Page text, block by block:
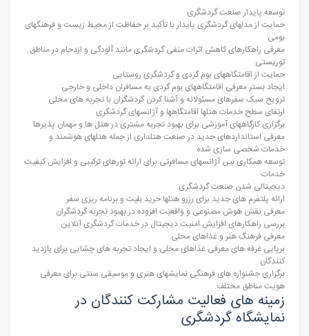
توسعه پایدار صنعت گردشگری
حمایت از مدلهای گردشگری پایدار با تأکید بر حفاظت از محیط زیست و فرهنگهای
بومی
معرفی راهکارهای کاهش اثرات منفی گردشگری مانند آلودگی و ازدحام در مناطق
توریستی
حمایت از اقامتگاههای بوم گردی و گردشگری روستایی
ایجاد بستر معرفی اقامتگاههای بوم گردی به مسافران داخلی و خارجی
ترویج سبک سفرهای مسئولانه و آشنا کردن گردشگران با تجربه های محلی
ارتقای سطح خدمات هتلها اقامتگاهها و آژانسهای گردشگری
برگزاری کارگاههای آموزشی برای بهبود تجربه مشتری در هتل ها و مهمان پذیرها
معرفی استانداردهای جدید در صنعت هتلداری از جمله هتلهای هوشمند و
خدمات شخصی سازی شده
توسعه همکاری بین آژانسهای مسافرتی برای ارائه تورهای ترکیبی و افزایش کیفیت
خدمات
دیجیتالی شدن صنعت گردشگری
ارائه پلتفرم های جدید برای رزرو هتلها خرید بلیت و برنامه ریزی سفر
معرفی نقش هوش مصنوعی و واقعیت افزوده در بهبود تجربه گردشگران
بررسی راهکارهای افزایش امنیت دیجیتال در خدمات گردشگری آنلاین
معرفی فرهنگ هنر و غذاهای محلی
برپایی غرفه های معرفی غذاهای محلی و ایجاد تجربه های چشایی برای بازدید
کنندگان
برگزاری جشنواره های فرهنگی نمایشهای هنری و موسیقی سنتی برای معرفی
هویت مناطق مختلف.
زمینه های فعالیت مشارکت کنندگان در
نمایشگاه گردشگری